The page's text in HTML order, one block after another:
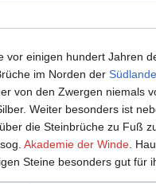
vor einigen hundert Jahren
im Norden der Südlande
von den Zwergen niemals
Weiter besonders ist
die Steinbrüche zu Fuß
Akademie der Winde .
Steine besonders gut für